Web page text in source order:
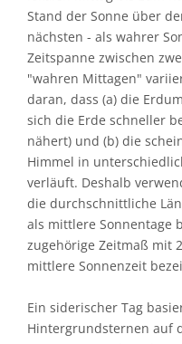
Stand der Sonne über
nächsten - als wahrer
Zeitspanne zwischen
"wahren Mittagen"
daran, dass (a) die
sich die Erde schneller
nähert) und (b) die
Himmel in
verläuft. Deshalb
die durchschnittliche
als mittlere Sonnentage
zugehörige Zeitmaß mit
mittlere Sonnenzeit
Ein siderischer Tag
Hintergrundsternen auf